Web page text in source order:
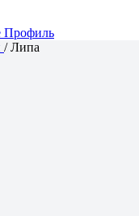
Профиль
/Липа